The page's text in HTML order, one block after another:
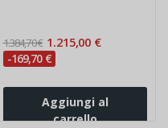
1.384,70 € 1.215,00 €
-169,70 €
Aggiungi al
carrello